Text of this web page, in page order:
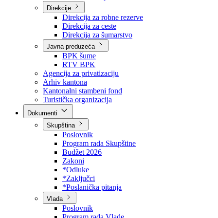
Uprave
Kantonalna uprava za inspekcijske poslove
Kantonalna uprava civilne zaštite
Direkcije
Direkcija za robne rezerve
Direkcija za ceste
Direkcija za šumarstvo
Javna preduzeća
BPK šume
RTV BPK
Agencija za privatizaciju
Arhiv kantona
Kantonalni stambeni fond
Turistička organizacija
Skupština
Poslovnik
Program rada Skupštine
Budžet 2026
Zakoni
*Odluke
*Zaključci
*Poslanička pitanja